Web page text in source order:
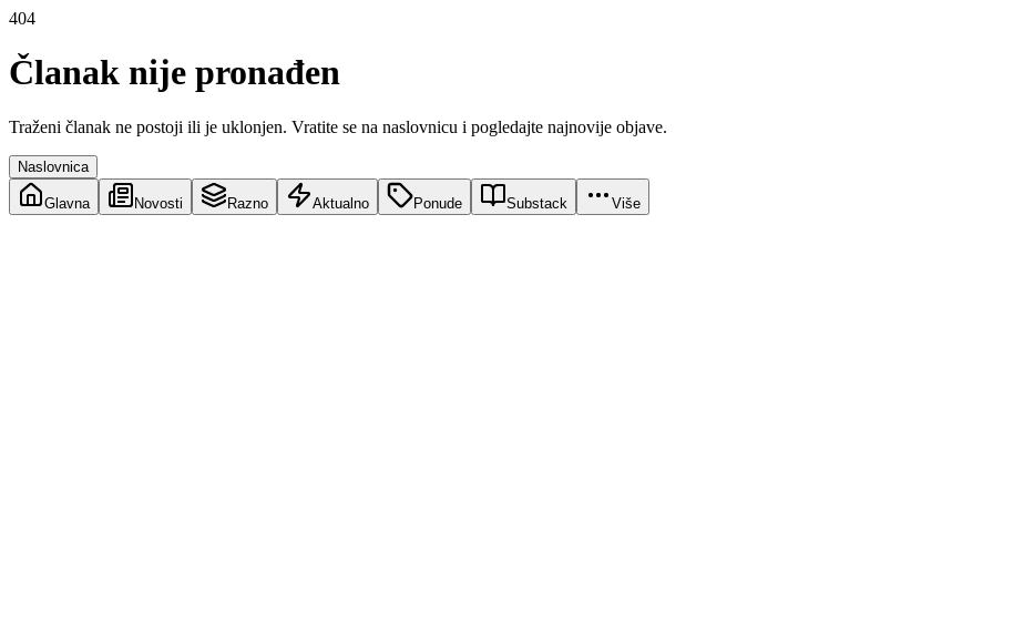
404
Članak nije pronađen
Traženi članak ne postoji ili je uklonjen. Vratite se na naslovnicu i pogledajte najnovije objave.
Naslovnica
Glavna Novosti Razno Aktualno Ponude Substack Više